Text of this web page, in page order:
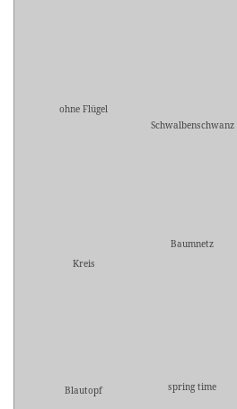
ohne Flügel
Schwalbenschwanz
Kreis
Baumnetz
Blautopf
spring time